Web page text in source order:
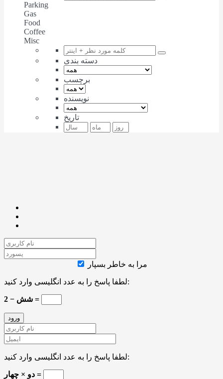
Parking
Gas
Food
Coffee
Misc
دسته بندی
برچسب
نویسنده
تاریخ
مرا به خاطر بسپار
لطفا پاسخ را به عدد انگلیسی وارد کنید:
شش − 2 =
لطفا پاسخ را به عدد انگلیسی وارد کنید:
دو × چهار =